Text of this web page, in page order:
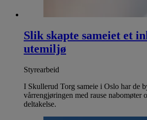
Slik skapte sameiet et
utemiljø
Styrearbeid
I Skullerud Torg sameie i Oslo har de
vårrengjøringen med rause nabomøter
deltakelse.